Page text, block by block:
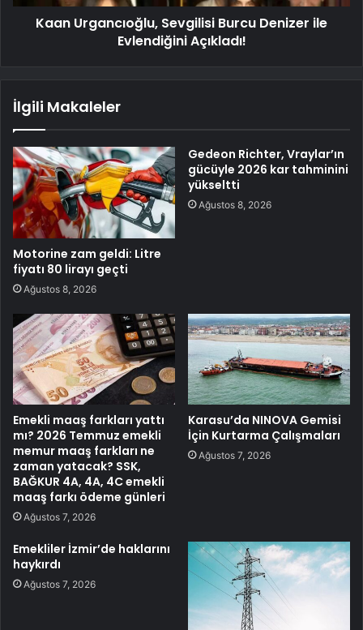
Kaan Urgancıoğlu, Sevgilisi Burcu Denizer ile
Evlendiğini Açıkladı!
İlgili Makaleler
Motorine zam geldi: Litre
fiyatı 80 lirayı geçti
Ağustos 8, 2026
Gedeon Richter, Vraylar’ın
gücüyle 2026 kar tahminini
yükseltti
Ağustos 8, 2026
Emekli maaş farkları yattı
mı? 2026 Temmuz emekli
memur maaş farkları ne
zaman yatacak? SSK,
BAĞKUR 4A, 4A, 4C emekli
maaş farkı ödeme günleri
Ağustos 7, 2026
Karasu’da NINOVA Gemisi
İçin Kurtarma Çalışmaları
Ağustos 7, 2026
Emekliler İzmir’de haklarını
haykırdı
Ağustos 7, 2026